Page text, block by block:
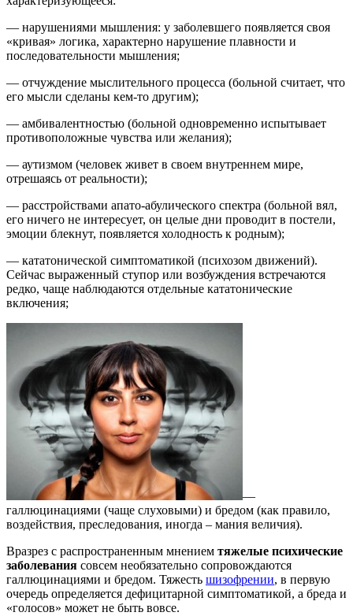
— нарушениями мышления: у заболевшего появляется своя
«кривая» логика, характерно нарушение плавности и
последовательности мышления;
— отчуждение мыслительного процесса (больной считает, что
его мысли сделаны кем-то другим);
— амбивалентностью (больной одновременно испытывает
противоположные чувства или желания);
— аутизмом (человек живет в своем внутреннем мире,
отрешаясь от реальности);
— расстройствами апато-абулического спектра (больной вял,
его ничего не интересует, он целые дни проводит в постели,
эмоции блекнут, появляется холодность к родным);
— кататонической симптоматикой (психозом движений).
Сейчас выраженный ступор или возбуждения встречаются
редко, чаще наблюдаются отдельные кататонические
включения;
—
галлюцинациями (чаще слуховыми) и бредом (как правило,
воздействия, преследования, иногда – мания величия).
Вразрез с распространенным мнением тяжелые психические
заболевания совсем необязательно сопровождаются
галлюцинациями и бредом. Тяжесть шизофрении, в первую
очередь определяется дефицитарной симптоматикой, а бреда и
«голосов» может не быть вовсе.